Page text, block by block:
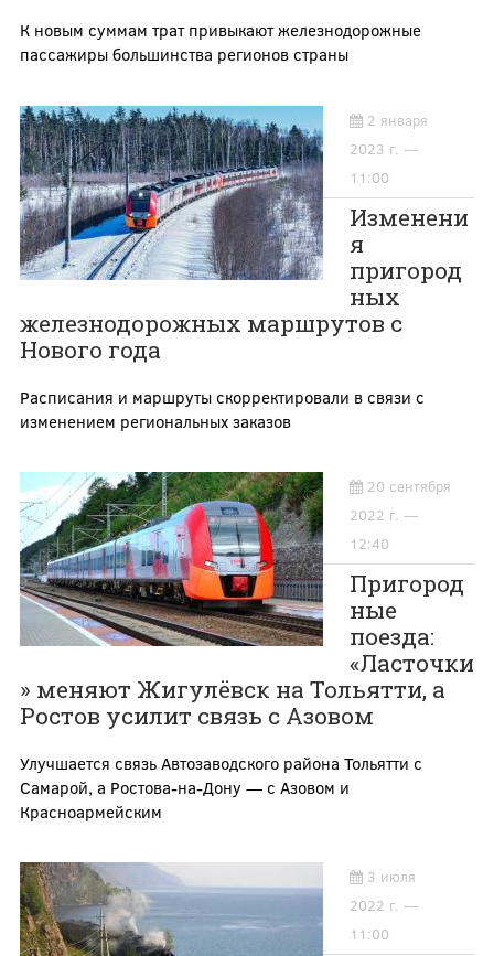
К новым суммам трат привыкают железнодорожные
пассажиры большинства регионов страны
2 января
2023 г. —
11:00
Изменени
я
пригород
ных
железнодорожных маршрутов с
Нового года
Расписания и маршруты скорректировали в связи с
изменением региональных заказов
20 сентября
2022 г. —
12:40
Пригород
ные
поезда:
«Ласточки
» меняют Жигулёвск на Тольятти, а
Ростов усилит связь с Азовом
Улучшается связь Автозаводского района Тольятти с
Самарой, а Ростова-на-Дону — с Азовом и
Красноармейским
3 июля
2022 г. —
11:00